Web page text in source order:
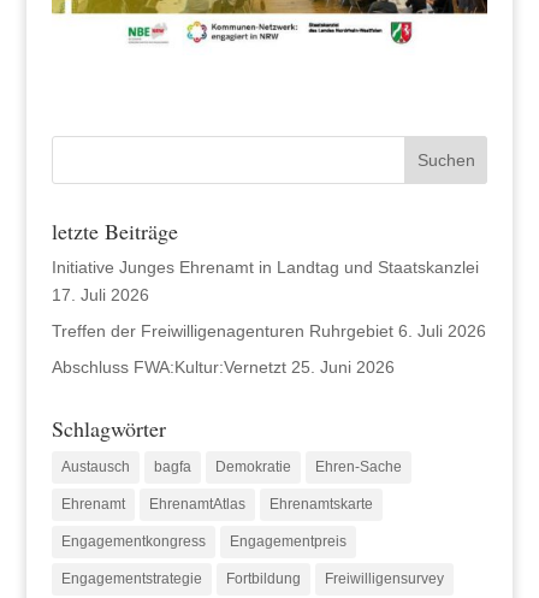
letzte Beiträge
Initiative Junges Ehrenamt in Landtag und Staatskanzlei
17. Juli 2026
Treffen der Freiwilligenagenturen Ruhrgebiet 6. Juli 2026
Abschluss FWA:Kultur:Vernetzt 25. Juni 2026
Schlagwörter
Austausch bagfa Demokratie Ehren-Sache
Ehrenamt EhrenamtAtlas Ehrenamtskarte
Engagementkongress Engagementpreis
Engagementstrategie Fortbildung Freiwilligensurvey